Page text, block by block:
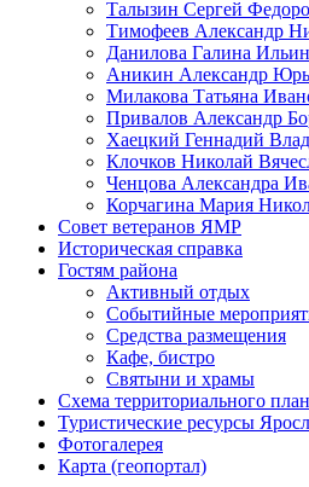
Талызин Сергей
Тимофеев Александр
Данилова Галина
Аникин Александр
Милакова Татьяна
Привалов Александр
Хаецкий Геннадий
Клочков Николай
Ченцова Александра
Корчагина Мария
Совет ветеранов ЯМР
Историческая справка
Гостям района
Активный отдых
Событийные
Средства размещения
Кафе, бистро
Святыни и храмы
Схема территориального
Туристические ресурсы
Фотогалерея
Карта (геопортал)